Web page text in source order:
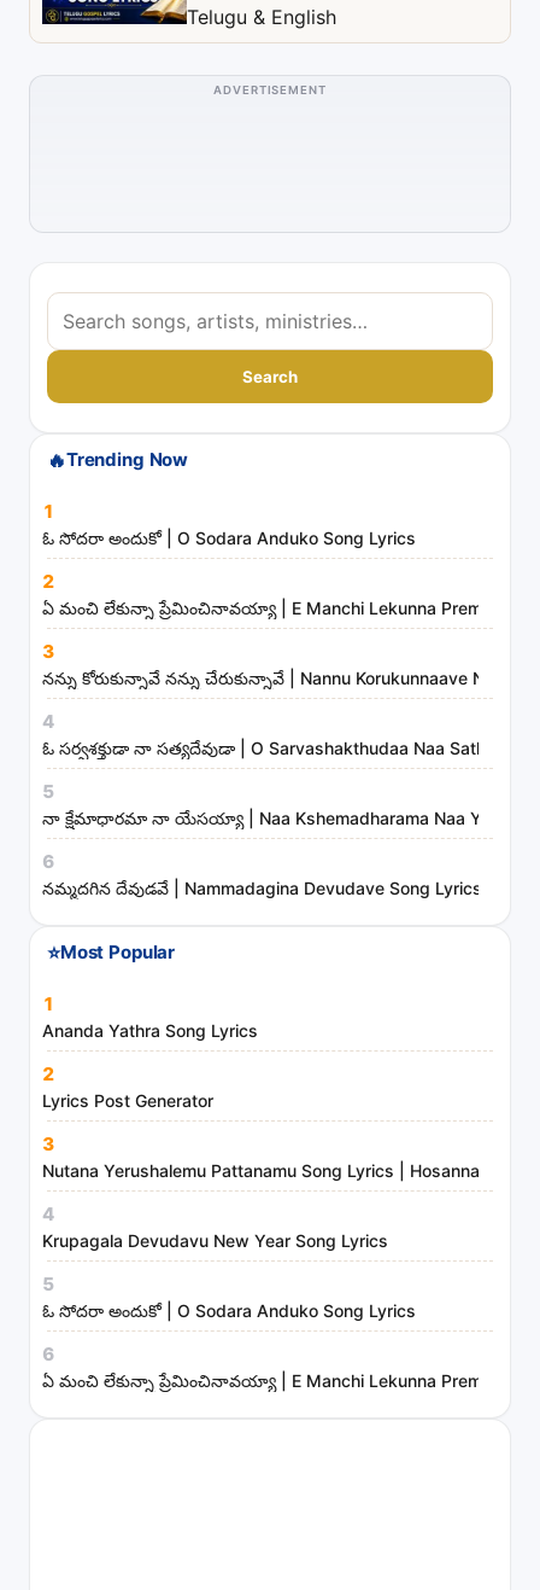
Telugu & English
ADVERTISEMENT
S
e
a
r
h
o
n
g
s
,
a
r
t
t
s
d
m
i
s
t
r
i
e
s
Search
🔥Trending Now
1
ఓ సోదరా అందుకో | O Sodara Anduko Song Lyrics
2
ఏ మంచి లేకున్నా ప్రేమించినావయ్యా | E Manchi Lekunna
3
నన్ను కోరుకున్నావే నన్ను చేరుకున్నావే | Nannu Korukunnaave Nannu
4
ఓ సర్వశక్తుడా నా సత్యదేవుడా | O Sarvashakthudaa Naa
5
నా క్షేమాధారమా నా యేసయ్యా | Naa Kshemadharama Naa Yesayya
6
నమ్మదగిన దేవుడవే | Nammadagina Devudave Song Lyrics
⭐Most Popular
1
Ananda Yathra Song Lyrics
2
Lyrics Post Generator
3
Nutana Yerushalemu Pattanamu Song Lyrics | Hosanna
4
Krupagala Devudavu New Year Song Lyrics
5
ఓ సోదరా అందుకో | O Sodara Anduko Song Lyrics
6
ఏ మంచి లేకున్నా ప్రేమించినావయ్యా | E Manchi Lekunna